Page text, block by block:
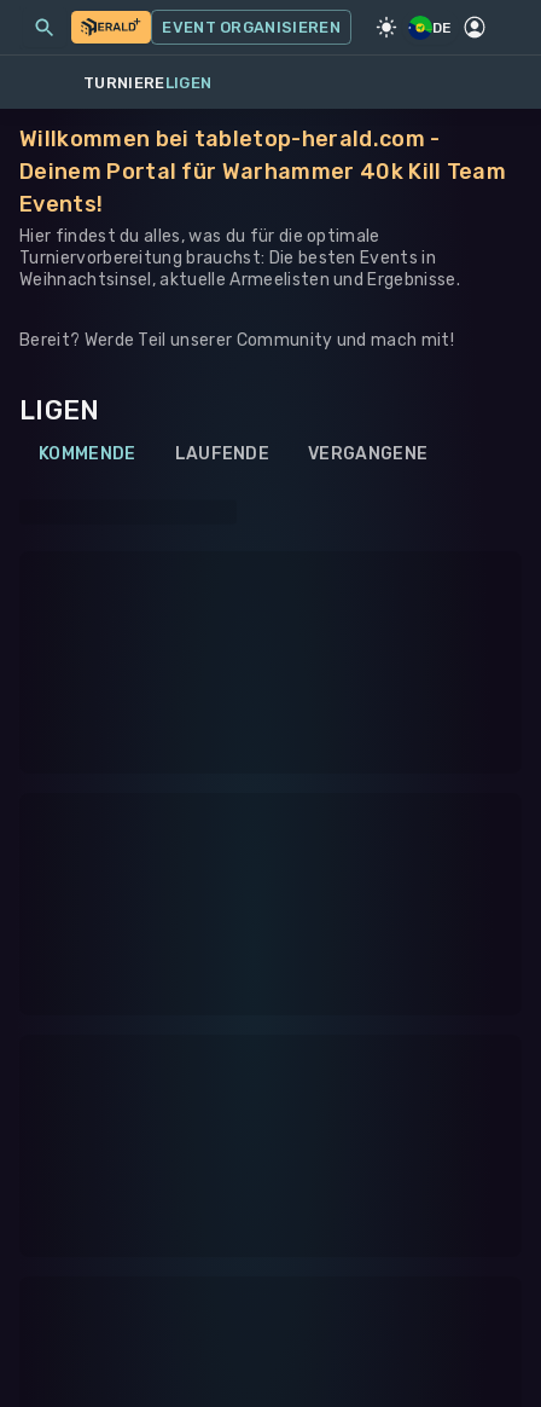
SPIEL·WARHAMMER 40K
MEINE EVENTS MEHR
EVENT ORGANISIEREN DE
TURNIERELIGEN
Willkommen bei tabletop-herald.com -
Deinem Portal für Warhammer 40k Kill Team
Events!
Hier findest du alles, was du für die optimale
Turniervorbereitung brauchst: Die besten Events in
Weihnachtsinsel, aktuelle Armeelisten und Ergebnisse.
Bereit? Werde Teil unserer Community und mach mit!
LIGEN
KOMMENDE LAUFENDE VERGANGENE